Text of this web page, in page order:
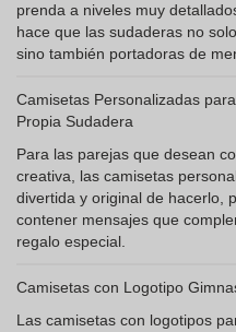
prenda a niveles muy
hace que las sudaderas no
sino también portadoras de
Camisetas Personalizadas
Propia Sudadera
Para las parejas que desean
creativa, las camisetas
divertida y original de hacerlo,
contener mensajes que
regalo especial.
Camisetas con Logotipo
Las camisetas con logotipos